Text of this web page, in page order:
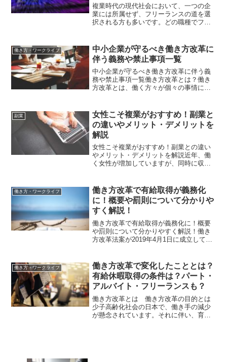
複業時代の現代社会において、一つの企
業には所属せず、フリーランスの道を選
択される方も多いです。どの職種でフリ
可能な仕事として、エンジニアが挙げら
れます。今回は、フリーラ...
働き方・ワークライフ
中小企業が守るべき働き方改革に
伴う義務や禁止事項一覧
中小企業が守るべき働き方改革に伴う義
務や禁止事項一覧働き方改革とは？働き
方改革とは、働く方々が個々の事情に応
と厚生労働省から発表されています。日
本の労働力人口は少子高齢化...
副業
女性こそ複業がおすすめ！副業と
の違いやメリット・デメリットを
解説
女性こそ複業がおすすめ！副業との違い
やメリット・デメリットを解説近年、働
く女性が増加していますが、同時に収入
ライフイベントの影響を強く受けやすい
ので、悩んでしまうのも当...
働き方・ワークライフ
働き方改革で有給取得が義務化
に！概要や罰則について分かりや
すく解説！
働き方改革で有給取得が義務化に！概要
や罰則について分かりやすく解説！働き
方改革法案が2019年4月1日に成立して以
目的としては「労働者の快適性を整備す
るため」です。し...
働き方・ワークライフ
働き方改革で変化したこととは？
有給休暇取得の条件は？パート・
アルバイト・フリーランスも？
働き方改革とは 働き方改革の目的とは
少子高齢化社会の日本で、働き手の減少
が懸念されています。それに伴い、育児